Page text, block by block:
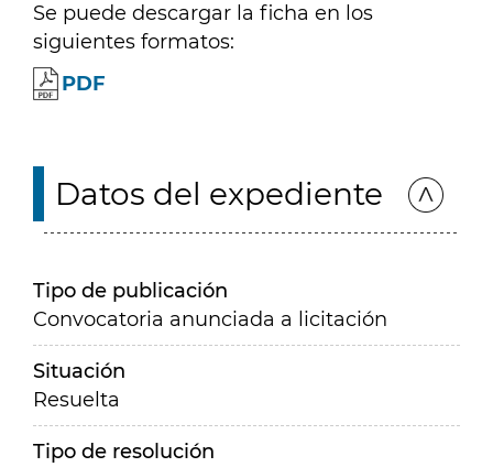
Se puede descargar la ficha en los
siguientes formatos:
PDF
Datos del expediente
Tipo de publicación
Convocatoria anunciada a licitación
Situación
Resuelta
Tipo de resolución